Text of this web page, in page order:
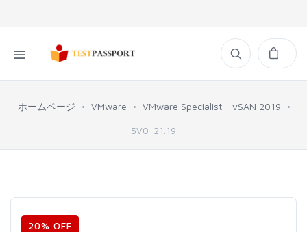
ホームページ VMware VMware Specialist - vSAN 2019
5V0-21.19
20% OFF